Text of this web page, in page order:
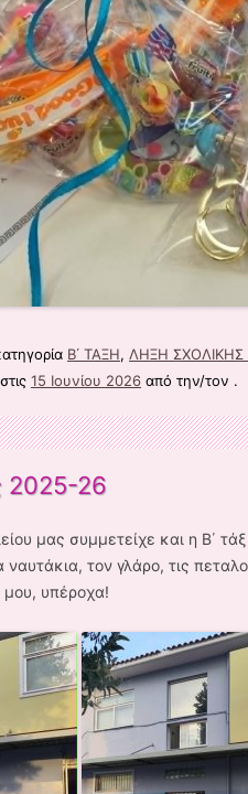
Β΄ ΤΑΞΗ, ΛΗΞΗ ΣΧΟΛΙΚΗΣ
15 Ιουνίου 2026 από την/τον .
2025-26
μας συμμετείχε και η Β΄
τον γλάρο, τις
μου, υπέροχα!